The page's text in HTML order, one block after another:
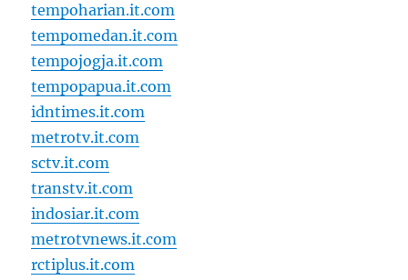
tempoharian.it.com
tempomedan.it.com
tempojogja.it.com
tempopapua.it.com
idntimes.it.com
metrotv.it.com
sctv.it.com
transtv.it.com
indosiar.it.com
metrotvnews.it.com
rctiplus.it.com